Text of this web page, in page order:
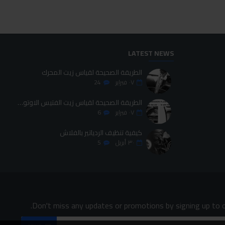
LATEST NEWS
الطريقة الصحيحة لقياس زيت المحرك
٠٧ فبراير 24
الطريقة الصحيحة لقياس زيت الفتيس الاوتوماتيك
٠٧ فبراير 6
كيفية تنظيف الردياتير بالفلاش
٣٠ أبريل 5
Don't miss any updates or promotions by signing up to